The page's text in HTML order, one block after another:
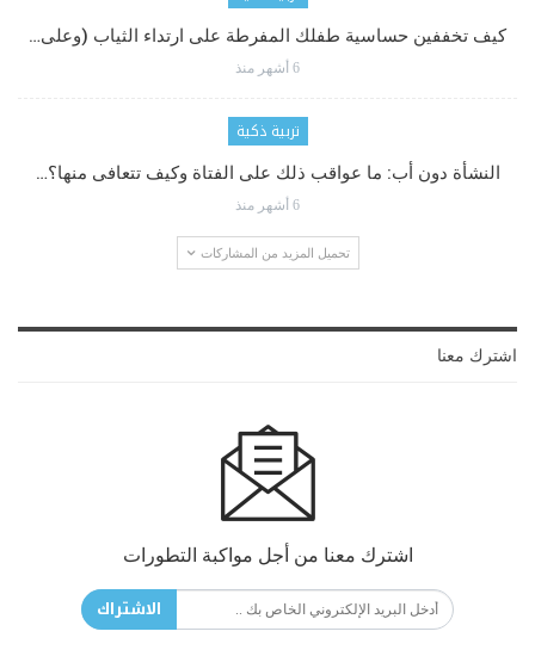
كيف تخففين حساسية طفلك المفرطة على ارتداء الثياب (وعلى…
6 أشهر منذ
تربية ذكية
النشأة دون أب: ما عواقب ذلك على الفتاة وكيف تتعافى منها؟…
6 أشهر منذ
تحميل المزيد من المشاركات
اشترك معنا
اشترك معنا من أجل مواكبة التطورات
الاشتراك